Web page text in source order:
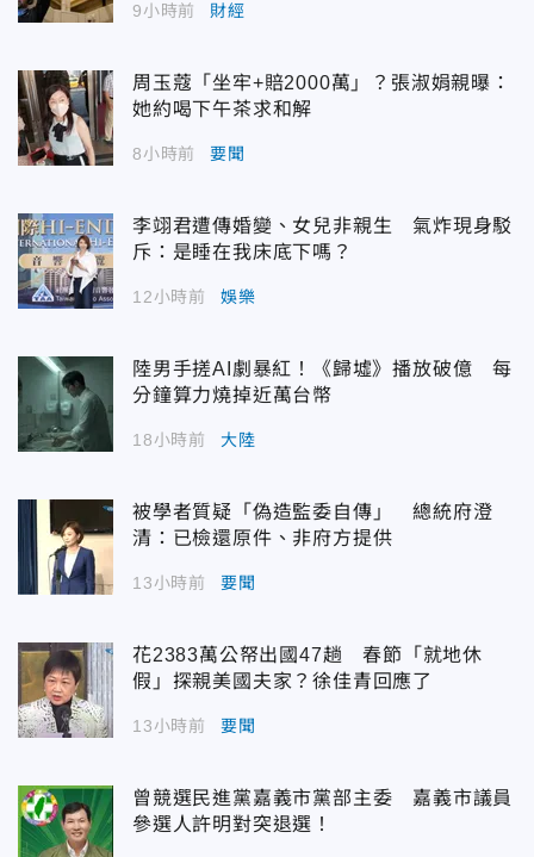
9小時前 財經
周玉蔻「坐牢+賠2000萬」？張淑娟親曝：
她約喝下午茶求和解
8小時前 要聞
李翊君遭傳婚變、女兒非親生 氣炸現身駁
斥：是睡在我床底下嗎？
12小時前 娛樂
陸男手搓AI劇暴紅！《歸墟》播放破億 每
分鐘算力燒掉近萬台幣
18小時前 大陸
被學者質疑「偽造監委自傳」 總統府澄
清：已檢還原件、非府方提供
13小時前 要聞
花2383萬公帑出國47趟 春節「就地休
假」探親美國夫家？徐佳青回應了
13小時前 要聞
曾競選民進黨嘉義市黨部主委 嘉義市議員
參選人許明對突退選！